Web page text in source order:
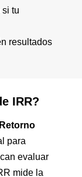
tu
resultados
IRR?
para
evaluar
mide la